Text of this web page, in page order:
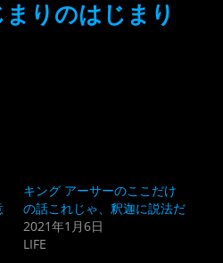
りのはじまり
キング アーサーのここだけ
の話これじゃ、釈迦に説法だ
2021年1月6日
LIFE